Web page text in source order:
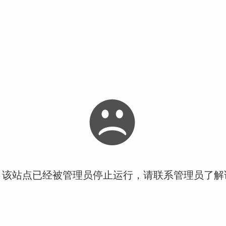
站点已经被管理员停止运行，请联系管理员了